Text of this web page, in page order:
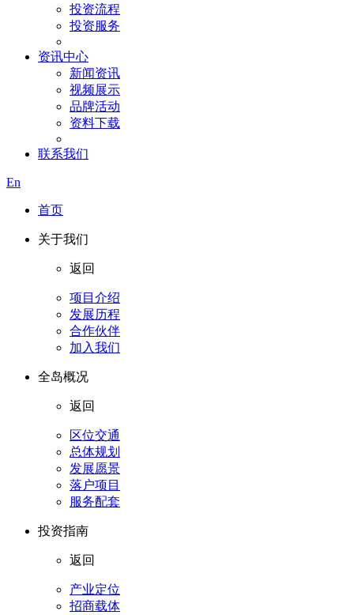
投资流程
投资服务
资讯中心
新闻资讯
视频展示
品牌活动
资料下载
联系我们
En
首页
关于我们
返回
项目介绍
发展历程
合作伙伴
加入我们
全岛概况
返回
区位交通
总体规划
发展愿景
落户项目
服务配套
投资指南
返回
产业定位
招商载体